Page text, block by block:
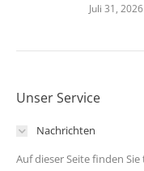
Juli 31, 2026
Unser Service
Nachrichten
Auf dieser Seite finden